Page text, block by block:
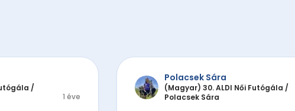
/
1 éve
Polacsek Sára
(Magyar) 30. ALDI Női Futógála /
Polacsek Sára